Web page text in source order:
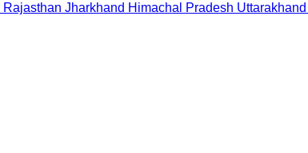
Rajasthan Jharkhand Himachal Pradesh Uttarakhand